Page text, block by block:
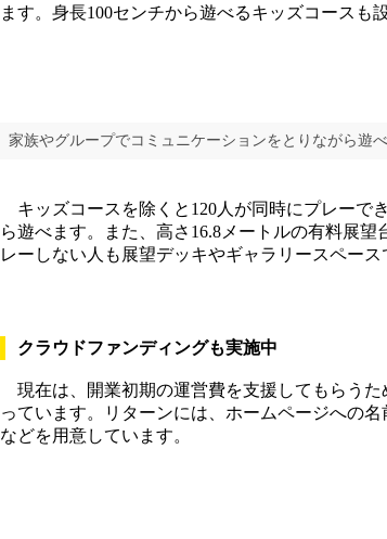
ます。身長100センチから遊べるキッズコースも
家族やグループでコミュニケーションをとりながら遊
キッズコースを除くと120人が同時にプレーで
ら遊べます。また、高さ16.8メートルの有料展
レーしない人も展望デッキやギャラリースペース
クラウドファンディングも実施中
現在は、開業初期の運営費を支援してもらうた
っています。リターンには、ホームページへの
などを用意しています。